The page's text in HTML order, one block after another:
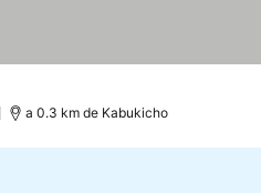
a 0.3 km de Kabukicho